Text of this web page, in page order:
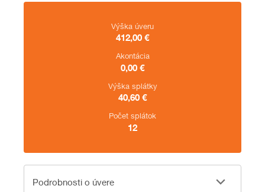
Zhrnutie
Výška úveru
412,00 €
Akontácia
0,00 €
Výška splátky
40,60 €
Počet splátok
12
Podrobnosti o úvere
Podrobnosti o úvere